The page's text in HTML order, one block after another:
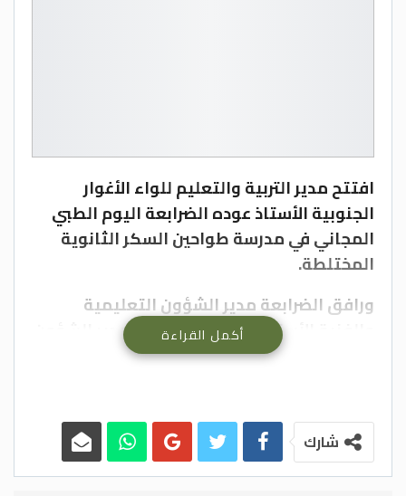
افتتح مدير التربية والتعليم للواء الأغوار
الجنوبية الأستاذ عوده الضرابعة اليوم الطبي
المجاني في مدرسة طواحين السكر الثانوية
المختلطة.
ورافق الضرابعة مدير الشؤون التعليمية
والفنية الأستاذ أسامة المرادات ومدير الشؤون
الإدارية والمالية كوثر الحمايدة ونخبة من
فشكر الضرابعة الكادر الطبي على مشاركتهم
وجهودهم النبيلة التي جسدت الحس الوطني
والانتماء والولاء للوطن وللقيادة الهاشمية،
أكمل القراءة
شارك